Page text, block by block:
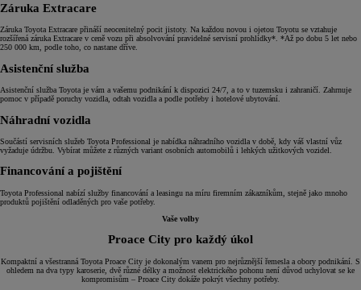
Záruka Extracare
Záruka Toyota Extracare přináší neocenitelný pocit jistoty. Na každou novou i ojetou Toyotu se vztahuje
rozšířená záruka Extracare v ceně vozu při absolvování pravidelné servisní prohlídky*. *Až po dobu 5 let nebo
250 000 km, podle toho, co nastane dříve.
Asistenční služba
Asistenční služba Toyota je vám a vašemu podnikání k dispozici 24/7, a to v tuzemsku i zahraničí. Zahrnuje
pomoc v případě poruchy vozidla, odtah vozidla a podle potřeby i hotelové ubytování.
Náhradní vozidla
Součástí servisních služeb Toyota Professional je nabídka náhradního vozidla v době, kdy váš vlastní vůz
vyžaduje údržbu. Vybírat můžete z různých variant osobních automobilů i lehkých užitkových vozidel.
Financování a pojištění
Toyota Professional nabízí služby financování a leasingu na míru firemním zákazníkům, stejně jako mnoho
produktů pojištění odladěných pro vaše potřeby.
Vaše volby
Proace City pro každý úkol
Kompaktní a všestranná Toyota Proace City je dokonalým vanem pro nejrůznější řemesla a obory podnikání. S
ohledem na dva typy karoserie, dvě různé délky a možnost elektrického pohonu není důvod uchylovat se ke
kompromisům – Proace City dokáže pokrýt všechny potřeby.